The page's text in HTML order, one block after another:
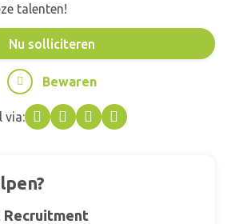
talenten!
via: Facebook
TwitterLinkedInWhatsApp
Nu solliciteren
Bewaren
Recruitment